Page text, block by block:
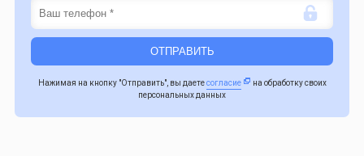
Нажимая на кнопку "Отправить", вы даетесогласие
на обработку своих
персональных данных